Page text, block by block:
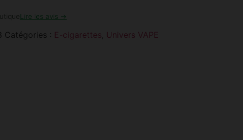
Lire les avis →
Catégories : E-cigarettes, Univers VAPE